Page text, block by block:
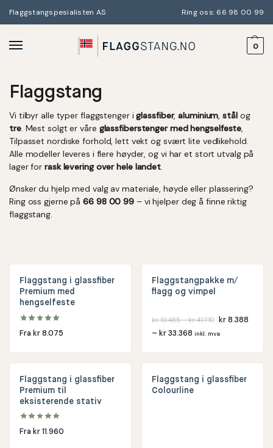
Flaggstangspesialisten AS Ring oss: 66 98 00 99
0
Flaggstang
Vi tilbyr alle typer flaggstenger iglassfiber,aluminium,stålog
tre. Mest solgt er våre glassfiberstenger med hengselfeste,
Tilpasset nordiske forhold, lett vekt og svært lite vedlikehold.
Alle modeller leveres i flere høyder, og vi har et stort utvalg på
lager forrask levering over hele landet.
Ønsker du hjelp med valg av materiale, høyde eller plassering?
Ring oss gjerne på66 98 00 99 – vi hjelper deg å finne riktig
flaggstang.
Flaggstang i glassfiber
Premium med
hengselfeste
Fra kr8.075
Flaggstangpakke m/
flagg og vimpel
kr10.485 – kr41.710 kr8.388
– kr33.368 inkl. mva
Flaggstang i glassfiber
Premium til
eksisterende stativ
Fra kr11.960
Flaggstang i glassfiber
Colourline